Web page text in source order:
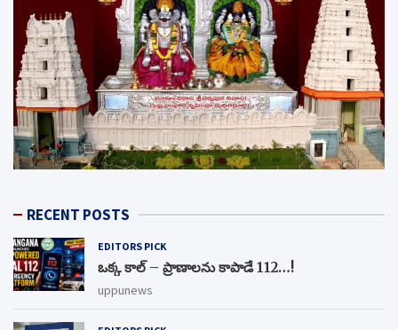
RECENT POSTS
EDITORS PICK
ఒక్క కాల్ – ప్రాణాలను కాపాడే 112…!
uppunews